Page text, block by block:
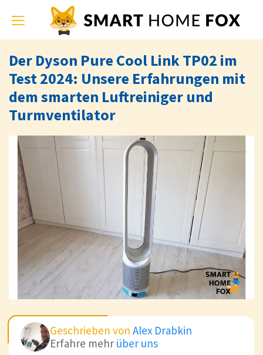
Toggle
navigation
Der Dyson Pure Cool Link TP02 im
Test 2024: Unsere Erfahrungen mit
dem smarten Luftreiniger und
Turmventilator
Geschrieben von Alex Drabkin
Erfahre mehr über uns